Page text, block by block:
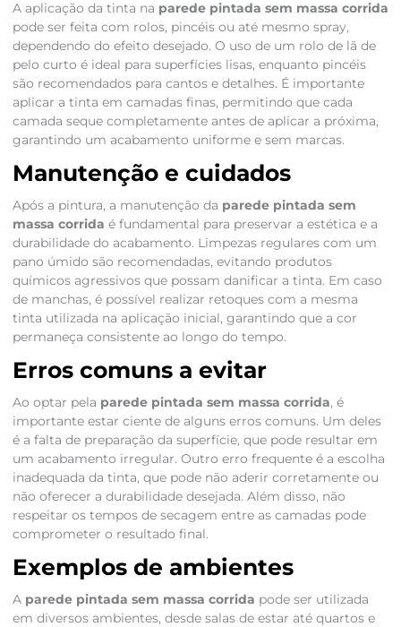
A aplicação da tinta na parede pintada sem massa corrida
pode ser feita com rolos, pincéis ou até mesmo spray,
dependendo do efeito desejado. O uso de um rolo de lã de
pelo curto é ideal para superfícies lisas, enquanto pincéis
são recomendados para cantos e detalhes. É importante
aplicar a tinta em camadas finas, permitindo que cada
camada seque completamente antes de aplicar a próxima,
garantindo um acabamento uniforme e sem marcas.
Manutenção e cuidados
Após a pintura, a manutenção da parede pintada sem
massa corrida é fundamental para preservar a estética e a
durabilidade do acabamento. Limpezas regulares com um
pano úmido são recomendadas, evitando produtos
químicos agressivos que possam danificar a tinta. Em caso
de manchas, é possível realizar retoques com a mesma
tinta utilizada na aplicação inicial, garantindo que a cor
permaneça consistente ao longo do tempo.
Erros comuns a evitar
Ao optar pela parede pintada sem massa corrida, é
importante estar ciente de alguns erros comuns. Um deles
é a falta de preparação da superfície, que pode resultar em
um acabamento irregular. Outro erro frequente é a escolha
inadequada da tinta, que pode não aderir corretamente ou
não oferecer a durabilidade desejada. Além disso, não
respeitar os tempos de secagem entre as camadas pode
comprometer o resultado final.
Exemplos de ambientes
A parede pintada sem massa corrida pode ser utilizada
em diversos ambientes, desde salas de estar até quartos e